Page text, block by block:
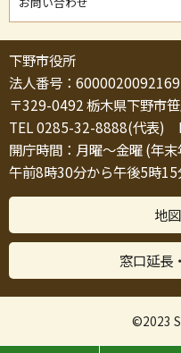
下野市役所
法人番号：6000020092169
〒329-0492 栃木県下野市
TEL 0285-32-8888(代表)
開庁時間：月曜～金曜 (年
午前8時30分から午後5時15
地
窓口延長
©2023